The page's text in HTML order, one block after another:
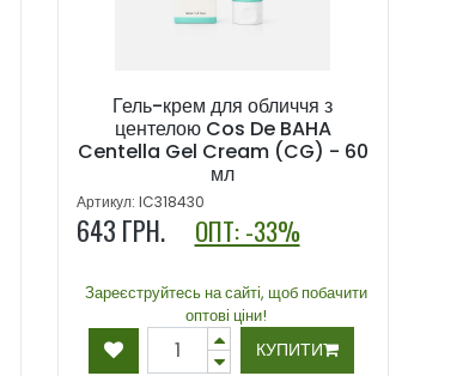
Гель-крем для обличчя з
центелою Cos De BAHA
Centella Gel Cream (CG) - 60
мл
Артикул: IC318430
643 ГРН. ОПТ: -33%
Зареєструйтесь на сайті, щоб побачити
оптові ціни!
КУПИТИ